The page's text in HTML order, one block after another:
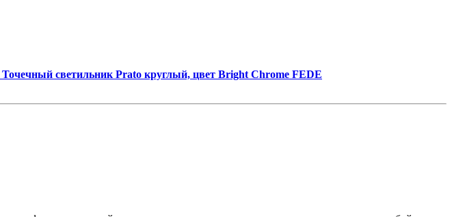
светильник Prato круглый, цвет Bright Chrome FEDE